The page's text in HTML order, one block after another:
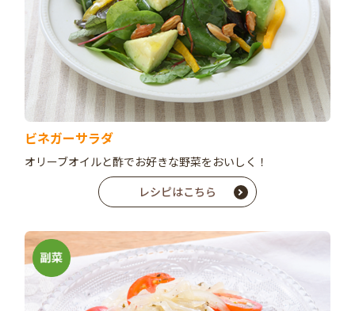
ビネガーサラダ
オリーブオイルと酢でお好きな野菜をおいしく！
レシピはこちら